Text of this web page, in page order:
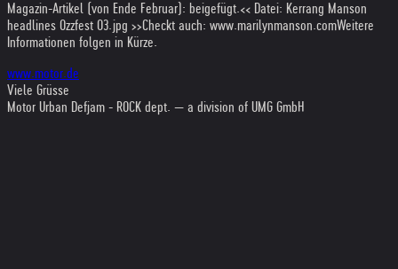
Magazin-Artikel (von Ende Februar): beigefügt.<< Datei: Kerrang Manson
headlines Ozzfest 03.jpg >>Checkt auch: www.marilynmanson.comWeitere
Informationen folgen in Kürze.
www.motor.de
Viele Grüsse
Motor Urban Defjam - ROCK dept. — a division of UMG GmbH